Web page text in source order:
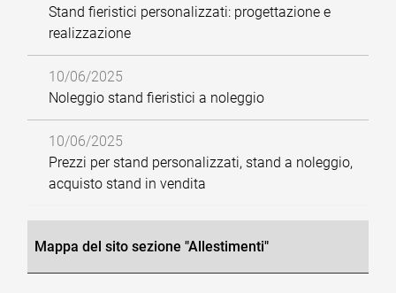
Stand fieristici personalizzati: progettazione e
realizzazione
10/06/2025
Noleggio stand fieristici a noleggio
10/06/2025
Prezzi per stand personalizzati, stand a noleggio,
acquisto stand in vendita
Mappa del sito sezione "Allestimenti"